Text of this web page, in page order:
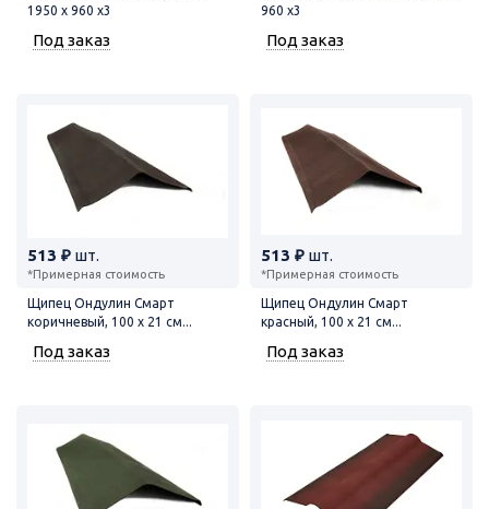
1950 х 960 х3
Под заказ
960 х3
Под заказ
513 ₽ шт.
*Примерная стоимость
Щипец Ондулин Смарт
коричневый, 100 х 21 см...
Под заказ
513 ₽ шт.
*Примерная стоимость
Щипец Ондулин Смарт
красный, 100 х 21 см...
Под заказ